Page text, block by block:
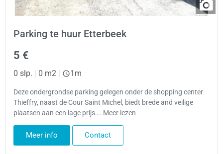
Parking te huur Etterbeek
5 €
0 slp. | 0 m2 | 1m
Deze ondergrondse parking gelegen onder de shopping center
Thieffry, naast de Cour Saint Michel, biedt brede and veilige
plaatsen aan een lage prijs…. Meer lezen
Meer info Contact